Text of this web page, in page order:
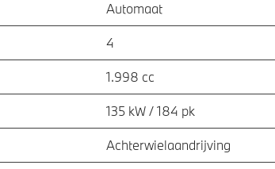
Automaat
4
1.998 cc
135 kW / 184 pk
Achterwielaandrijving